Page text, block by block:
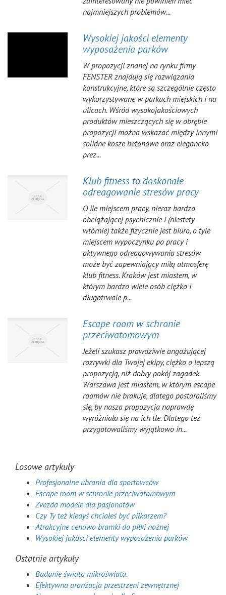
najmniejszych problemów...
Wysokiej jakości elementy
wyposażenia parków
W propozycji znanej na rynku firmy
FENSTER znajdują się rozwiązania
konstrukcyjne, które są szczególnie często
wykorzystywane w parkach miejskich i na
ulicach. Wśród wysokojakościowych
produktów mieszczących się w obrębie
propozycji można wskazać między innymi
solidne kosze betonowe oraz elegancko
prez...
Klub fitness to doskonałe
odreagowanie stresów pracy
O ile miejscem pracy, nieraz bardzo
obciążającej psychicznie i (niestety
wtórnie) także fizycznie jest biuro, o tyle
miejscem wypoczynku po pracy i
aktywnego odreagowywania stresów
może być zapewniający miłą atmosferę
klub fitness. Kraków jest miastem, w
którym bardzo wiele osób ciężko i
długotrwale p...
Escape room w schronie
przeciwatomowym
Jeżeli szukasz prawdziwie angażującej
rozrywki dla Twojej ekipy, ciężko o lepszą
propozycją, niż dobry pokój zagadek.
Warszawa jest miastem, w którym escape
roomów nie brakuje, dlatego postaraliśmy
się, by nasza propozycja naprawdę
wyróżniała się na ich tle. Dlatego też
przygotowaliśmy wyjątkowo in...
Losowe artykuły
Profesjonalne ubrania dla sportowców
Escape room w schronie przeciwatomowym
Zvezda modele dla pasjonatów
Czy Ty też kiedyś chciałeś być piłkarzem?
Atrakcyjne cenowo bramki do piłki nożnej
Wysokiej jakości elementy wyposażenia parków
Ostatnie artykuły
Badanie świata mikroświata.
Efektywna aranżacja przestrzeni zewnętrznej